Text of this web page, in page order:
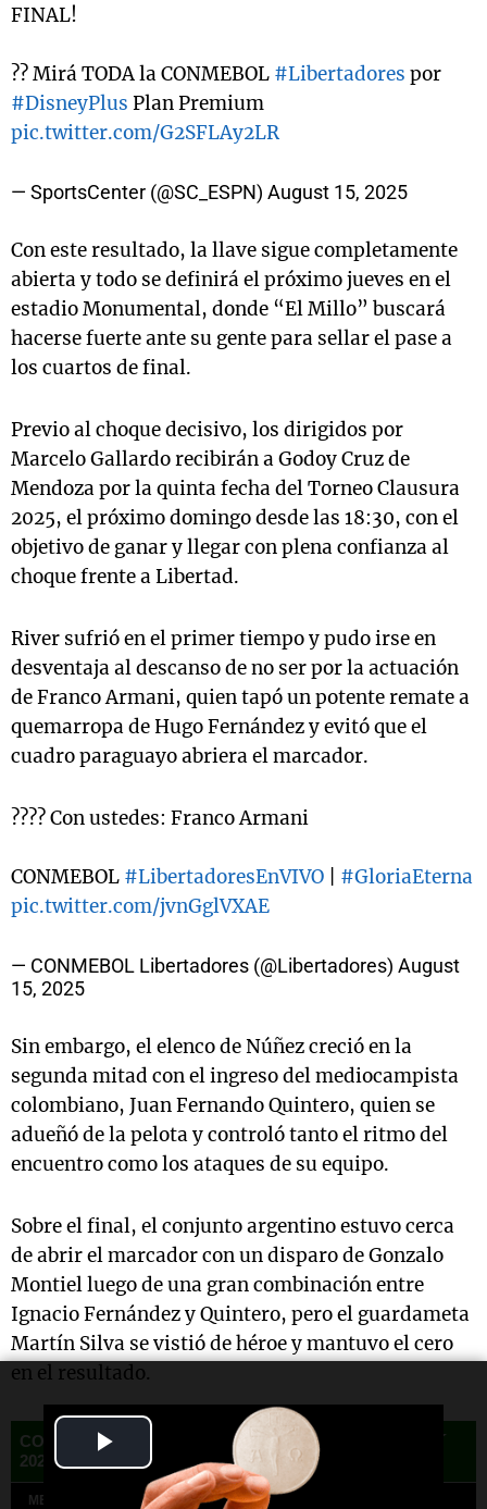
Video
FINAL!
?? Mirá TODA la CONMEBOL #Libertadores por
#DisneyPlus Plan Premium
pic.twitter.com/G2SFLAy2LR
— SportsCenter (@SC_ESPN) August 15, 2025
Con este resultado, la llave sigue completamente
abierta y todo se definirá el próximo jueves en el
estadio Monumental, donde “El Millo” buscará
hacerse fuerte ante su gente para sellar el pase a
los cuartos de final.
Previo al choque decisivo, los dirigidos por
Marcelo Gallardo recibirán a Godoy Cruz de
Mendoza por la quinta fecha del Torneo Clausura
2025, el próximo domingo desde las 18:30, con el
objetivo de ganar y llegar con plena confianza al
choque frente a Libertad.
River sufrió en el primer tiempo y pudo irse en
desventaja al descanso de no ser por la actuación
de Franco Armani, quien tapó un potente remate a
quemarropa de Hugo Fernández y evitó que el
cuadro paraguayo abriera el marcador.
???? Con ustedes: Franco Armani
CONMEBOL #LibertadoresEnVIVO
#GloriaEterna
pic.twitter.com/jvnGglVXAE
— CONMEBOL Libertadores (@Libertadores) August
15, 2025
Sin embargo, el elenco de Núñez creció en la
segunda mitad con el ingreso del mediocampista
colombiano, Juan Fernando Quintero, quien se
adueñó de la pelota y controló tanto el ritmo del
encuentro como los ataques de su equipo.
Sobre el final, el conjunto argentino estuvo cerca
de abrir el marcador con un disparo de Gonzalo
Montiel luego de una gran combinación entre
Ignacio Fernández y Quintero, pero el guardameta
Martín Silva se vistió de héroe y mantuvo el cero
en el resultado.